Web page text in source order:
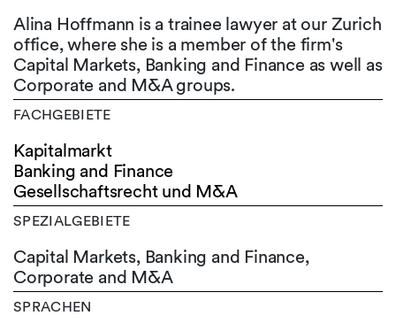
Alina Hoffmann is a trainee lawyer at our Zurich
office, where she is a member of the firm's
Capital Markets, Banking and Finance as well as
Corporate and M&A groups.
FACHGEBIETE
Kapitalmarkt
Banking and Finance
Gesellschaftsrecht und M&A
SPEZIALGEBIETE
Capital Markets, Banking and Finance,
Corporate and M&A
SPRACHEN